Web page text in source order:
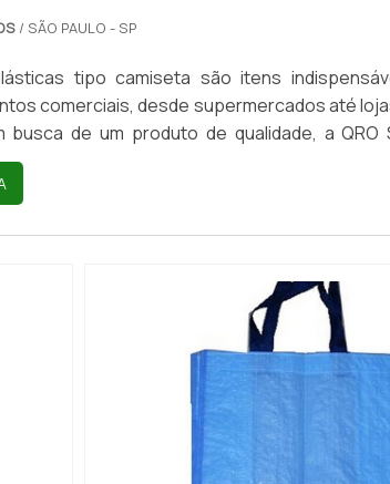
/ SÃO PAULO - SP
tipo camiseta são itens
comerciais, desde supermercados até
busca de um produto de qualidade, a QRO
sacola plástica tipo camiseta é produzida
garantindo resistência e durabilidade. Além